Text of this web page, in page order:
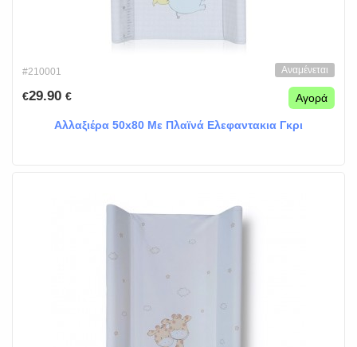
#210001 Αναμένεται
€29.90 € Αγορά
Αλλαξιέρα 50x80 Με Πλαϊνά Ελεφαντακια Γκρι